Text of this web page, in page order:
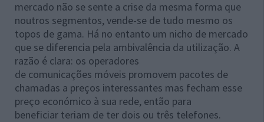
mercado não se sente a crise da mesma forma que
noutros segmentos, vende-se de tudo mesmo os
topos de gama. Há no entanto um nicho de mercado
que se diferencia pela ambivalência da utilização. A
razão é clara: os operadores
de comunicações móveis promovem pacotes de
chamadas a preços interessantes mas fecham esse
preço económico à sua rede, então para
beneficiar teriam de ter dois ou três telefones.